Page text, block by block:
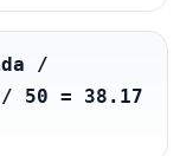
/
50 = 38.17